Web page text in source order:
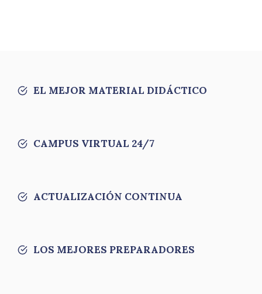
EL MEJOR MATERIAL DIDÁCTICO
CAMPUS VIRTUAL 24/7
ACTUALIZACIÓN CONTINUA
LOS MEJORES PREPARADORES